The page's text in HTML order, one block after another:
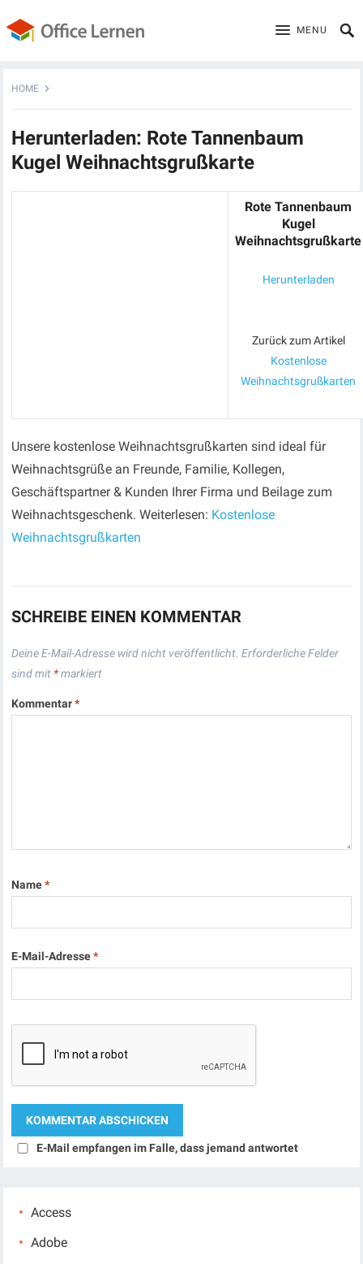
MENU
HOME
Herunterladen: Rote Tannenbaum
Kugel Weihnachtsgrußkarte
Rote Tannenbaum
Kugel
Weihnachtsgrußkarte
Herunterladen
Zurück zum Artikel
Kostenlose
Weihnachtsgrußkarten
Unsere kostenlose Weihnachtsgrußkarten sind ideal für
Weihnachtsgrüße an Freunde, Familie, Kollegen,
Geschäftspartner & Kunden Ihrer Firma und Beilage zum
Weihnachtsgeschenk. Weiterlesen: Kostenlose
Weihnachtsgrußkarten
SCHREIBE EINEN KOMMENTAR
Deine E-Mail-Adresse wird nicht veröffentlicht. Erforderliche Felder
sind mit *markiert
Kommentar*
Name*
E-Mail-Adresse*
E-Mail empfangen im Falle, dass jemand antwortet
Access
Adobe